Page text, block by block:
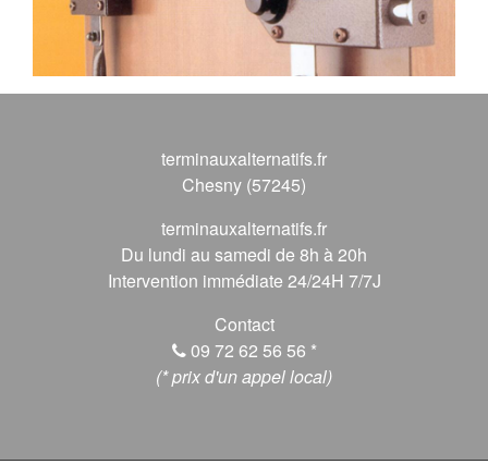
terminauxalternatifs.fr
Chesny (57245)
terminauxalternatifs.fr
Du lundi au samedi de 8h à 20h
Intervention immédiate 24/24H 7/7J
Contact
09 72 62 56 56 *
(* prix d'un appel local)